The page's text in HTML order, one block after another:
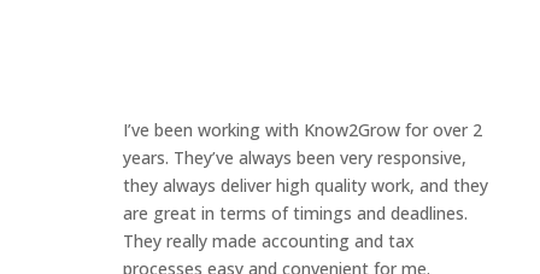
I’ve been working with Know2Grow for over 2
years. They’ve always been very responsive,
they always deliver high quality work, and they
are great in terms of timings and deadlines.
They really made accounting and tax
processes easy and convenient for me.